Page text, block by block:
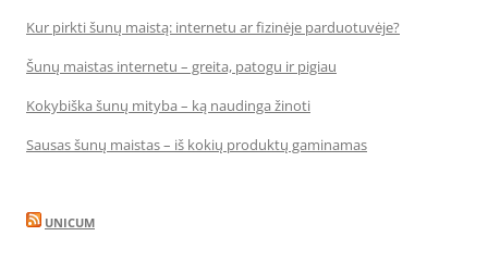
Kur pirkti šunų maistą: internetu ar fizinėje parduotuvėje?
Šunų maistas internetu – greita, patogu ir pigiau
Kokybiška šunų mityba – ką naudinga žinoti
Sausas šunų maistas – iš kokių produktų gaminamas
UNICUM